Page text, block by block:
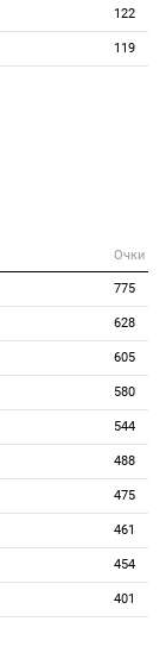
0
122
119
Очки
775
628
605
580
544
488
475
461
454
401